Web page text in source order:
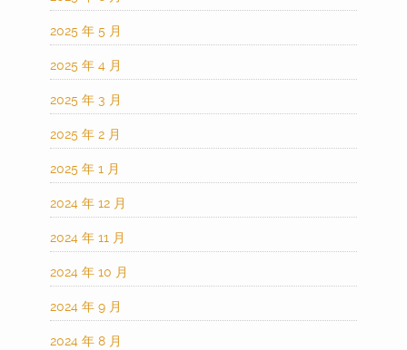
2025 年 5 月
2025 年 4 月
2025 年 3 月
2025 年 2 月
2025 年 1 月
2024 年 12 月
2024 年 11 月
2024 年 10 月
2024 年 9 月
2024 年 8 月